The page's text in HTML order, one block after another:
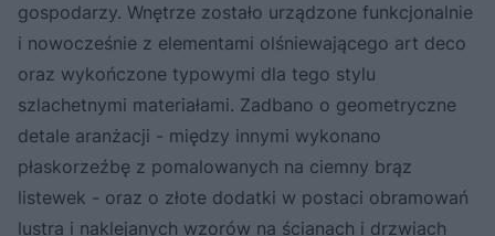
gospodarzy. Wnętrze zostało urządzone funkcjonalnie
i nowocześnie z elementami olśniewającego art deco
oraz wykończone typowymi dla tego stylu
szlachetnymi materiałami. Zadbano o geometryczne
detale aranżacji - między innymi wykonano
płaskorzeźbę z pomalowanych na ciemny brąz
listewek - oraz o złote dodatki w postaci obramowań
lustra i naklejanych wzorów na ścianach i drzwiach